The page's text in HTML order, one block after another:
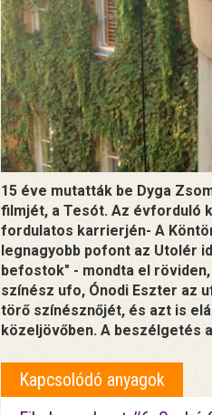
15 éve mutatták be Dyga
filmjét, a Tesót. Az évforduló
fordulatos karrierjén- A
legnagyobb pofont az Utolér
befostok" - mondta el
színész ufo, Ónodi Eszter az
törő színésznőjét, és azt is
közeljövőben. A beszélgetés
Kapcsolódó anyagok